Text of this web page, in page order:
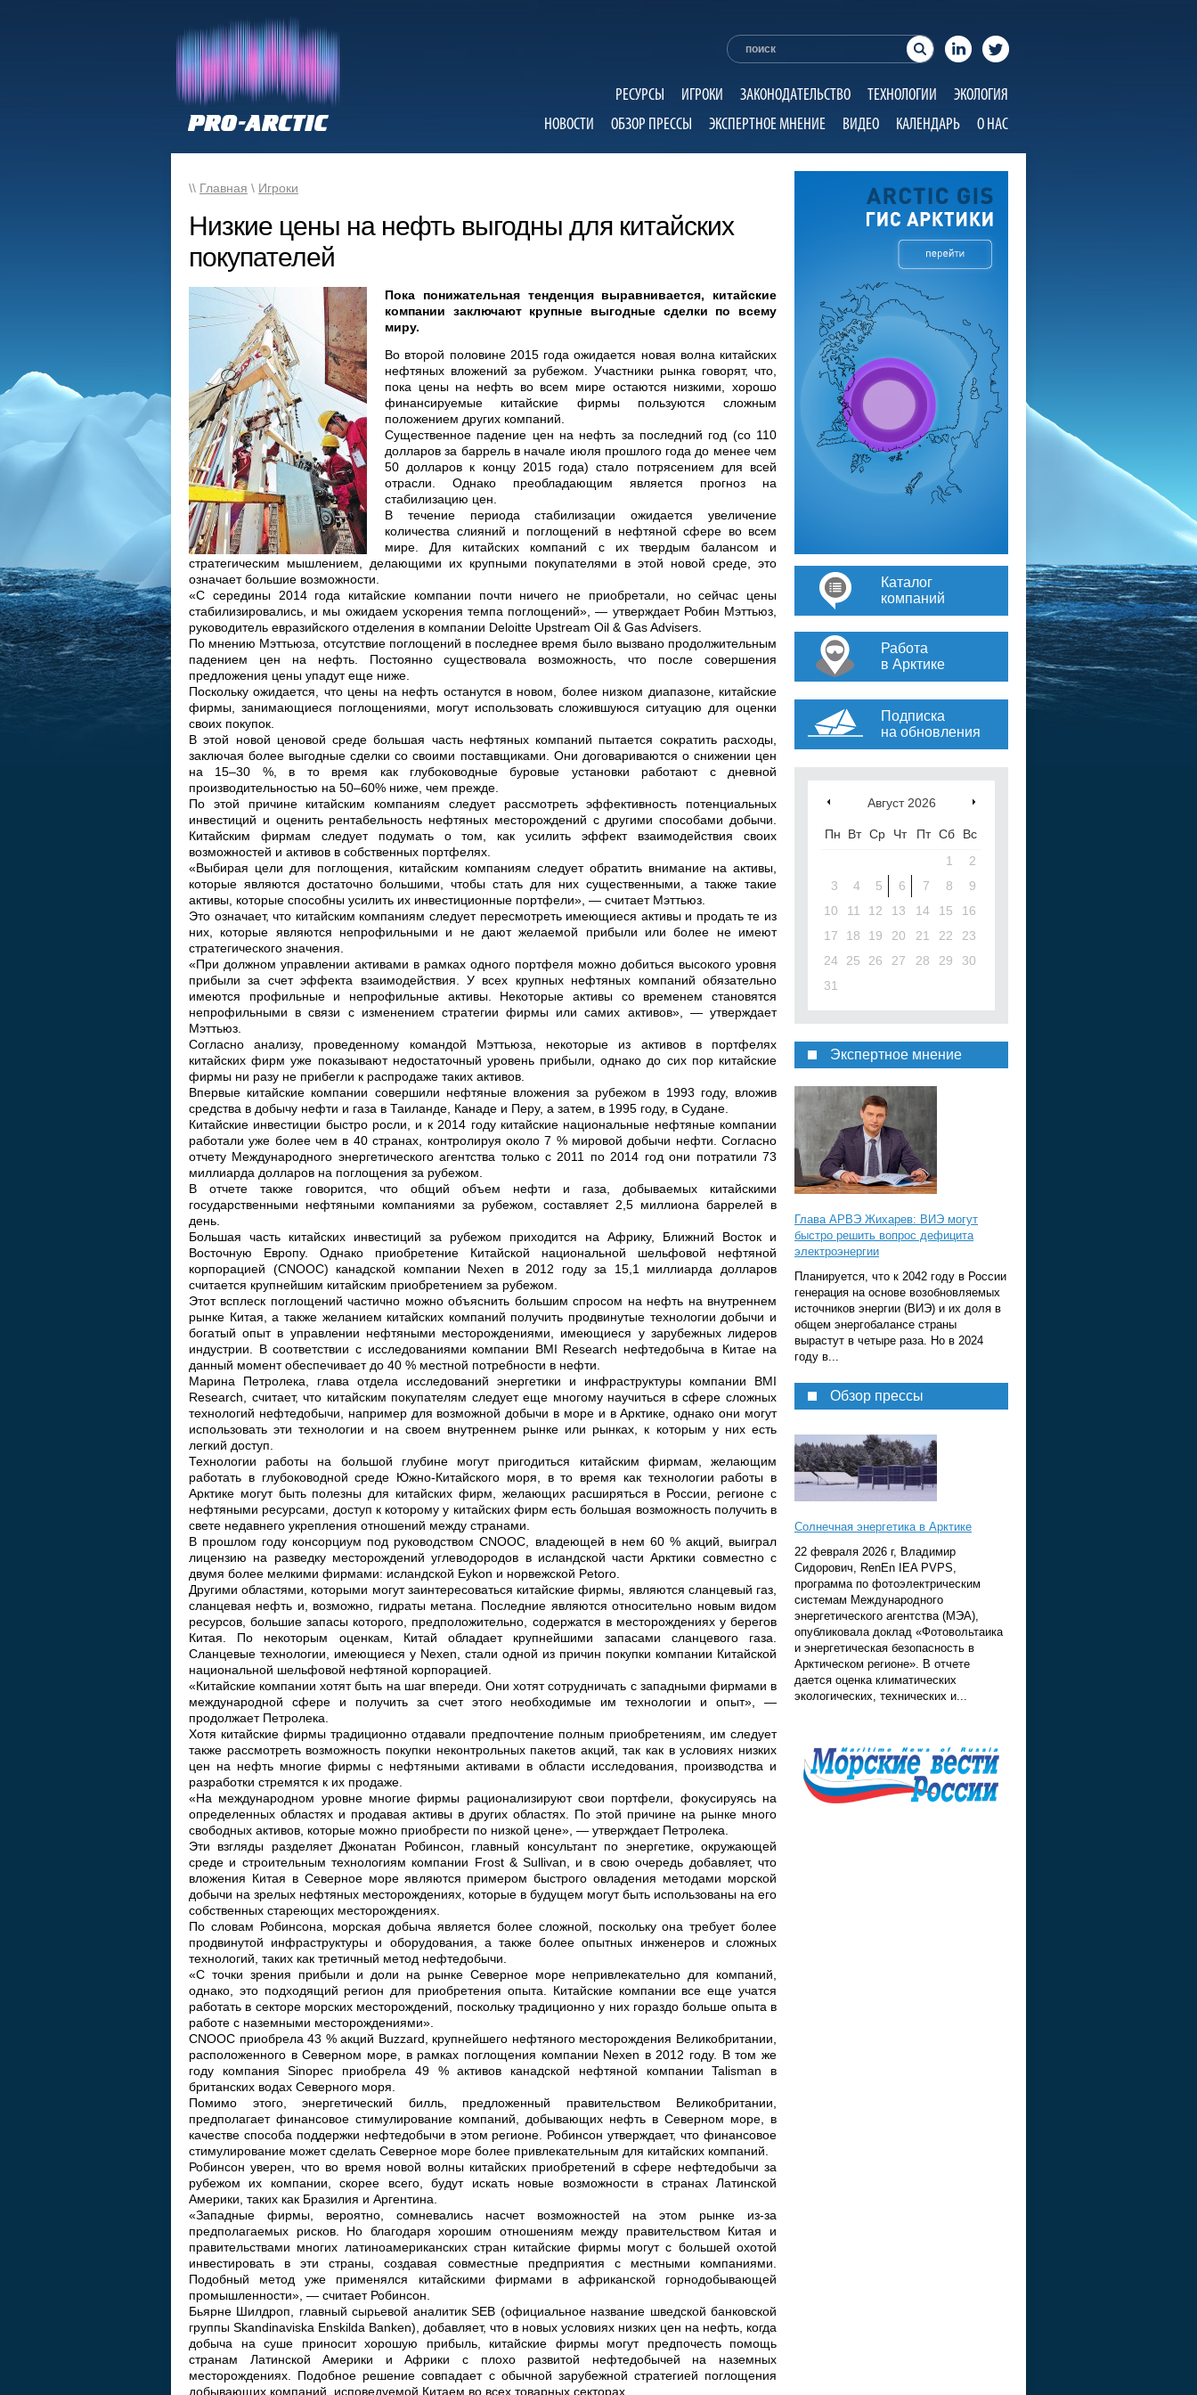
РЕСУРСЫ ИГРОКИ ЗАКОНОДАТЕЛЬСТВО ТЕХНОЛОГИИ
ЭКОЛОГИЯ
НОВОСТИ
ОБЗОР ПРЕССЫ ЭКСПЕРТНОЕ МНЕНИЕ ВИДЕО КАЛЕНДАРЬ О НАС
\\ Главная \ Игроки
Низкие цены на нефть выгодны для китайских
покупателей
Пока понижательная тенденция выравнивается, китайские
компании заключают крупные выгодные сделки по всему
миру.
Во второй половине 2015 года ожидается новая волна китайских
нефтяных вложений за рубежом. Участники рынка говорят, что,
пока цены на нефть во всем мире остаются низкими, хорошо
финансируемые китайские фирмы пользуются сложным
положением других компаний.
Существенное падение цен на нефть за последний год (со 110
долларов за баррель в начале июля прошлого года до менее чем
50 долларов к концу 2015 года) стало потрясением для всей
отрасли. Однако преобладающим является прогноз на
стабилизацию цен.
В течение периода стабилизации ожидается увеличение
количества слияний и поглощений в нефтяной сфере во всем
мире. Для китайских компаний с их твердым балансом и
стратегическим мышлением, делающими их крупными покупателями в этой новой среде, это
означает большие возможности.
«С середины 2014 года китайские компании почти ничего не приобретали, но сейчас цены
стабилизировались, и мы ожидаем ускорения темпа поглощений», — утверждает Робин Мэттьюз,
руководитель евразийского отделения в компании Deloitte Upstream Oil & Gas Advisers.
По мнению Мэттьюза, отсутствие поглощений в последнее время было вызвано продолжительным
падением цен на нефть. Постоянно существовала возможность, что после совершения
предложения цены упадут еще ниже.
Поскольку ожидается, что цены на нефть останутся в новом, более низком диапазоне, китайские
фирмы, занимающиеся поглощениями, могут использовать сложившуюся ситуацию для оценки
своих покупок.
В этой новой ценовой среде большая часть нефтяных компаний пытается сократить расходы,
заключая более выгодные сделки со своими поставщиками. Они договариваются о снижении цен
на 15–30 %, в то время как глубоководные буровые установки работают с дневной
производительностью на 50–60% ниже, чем прежде.
По этой причине китайским компаниям следует рассмотреть эффективность потенциальных
инвестиций и оценить рентабельность нефтяных месторождений с другими способами добычи.
Китайским фирмам следует подумать о том, как усилить эффект взаимодействия своих
возможностей и активов в собственных портфелях.
«Выбирая цели для поглощения, китайским компаниям следует обратить внимание на активы,
которые являются достаточно большими, чтобы стать для них существенными, а также такие
активы, которые способны усилить их инвестиционные портфели», — считает Мэттьюз.
Это означает, что китайским компаниям следует пересмотреть имеющиеся активы и продать те из
них, которые являются непрофильными и не дают желаемой прибыли или более не имеют
стратегического значения.
«При должном управлении активами в рамках одного портфеля можно добиться высокого уровня
прибыли за счет эффекта взаимодействия. У всех крупных нефтяных компаний обязательно
имеются профильные и непрофильные активы. Некоторые активы со временем становятся
непрофильными в связи с изменением стратегии фирмы или самих активов», — утверждает
Мэттьюз.
Согласно анализу, проведенному командой Мэттьюза, некоторые из активов в портфелях
китайских фирм уже показывают недостаточный уровень прибыли, однако до сих пор китайские
фирмы ни разу не прибегли к распродаже таких активов.
Впервые китайские компании совершили нефтяные вложения за рубежом в 1993 году, вложив
средства в добычу нефти и газа в Таиланде, Канаде и Перу, а затем, в 1995 году, в Судане.
Китайские инвестиции быстро росли, и к 2014 году китайские национальные нефтяные компании
работали уже более чем в 40 странах, контролируя около 7 % мировой добычи нефти. Согласно
отчету Международного энергетического агентства только с 2011 по 2014 год они потратили 73
миллиарда долларов на поглощения за рубежом.
В отчете также говорится, что общий объем нефти и газа, добываемых китайскими
государственными нефтяными компаниями за рубежом, составляет 2,5 миллиона баррелей в
день.
Большая часть китайских инвестиций за рубежом приходится на Африку, Ближний Восток и
Восточную Европу. Однако приобретение Китайской национальной шельфовой нефтяной
корпорацией (CNOOC) канадской компании Nexen в 2012 году за 15,1 миллиарда долларов
считается крупнейшим китайским приобретением за рубежом.
Этот всплеск поглощений частично можно объяснить большим спросом на нефть на внутреннем
рынке Китая, а также желанием китайских компаний получить продвинутые технологии добычи и
богатый опыт в управлении нефтяными месторождениями, имеющиеся у зарубежных лидеров
индустрии. В соответствии с исследованиями компании BMI Research нефтедобыча в Китае на
данный момент обеспечивает до 40 % местной потребности в нефти.
Марина Петролека, глава отдела исследований энергетики и инфраструктуры компании BMI
Research, считает, что китайским покупателям следует еще многому научиться в сфере сложных
технологий нефтедобычи, например для возможной добычи в море и в Арктике, однако они могут
использовать эти технологии и на своем внутреннем рынке или рынках, к которым у них есть
легкий доступ.
Технологии работы на большой глубине могут пригодиться китайским фирмам, желающим
работать в глубоководной среде Южно-Китайского моря, в то время как технологии работы в
Арктике могут быть полезны для китайских фирм, желающих расширяться в России, регионе с
нефтяными ресурсами, доступ к которому у китайских фирм есть большая возможность получить в
свете недавнего укрепления отношений между странами.
В прошлом году консорциум под руководством CNOOC, владеющей в нем 60 % акций, выиграл
лицензию на разведку месторождений углеводородов в исландской части Арктики совместно с
двумя более мелкими фирмами: исландской Eykon и норвежской Petoro.
Другими областями, которыми могут заинтересоваться китайские фирмы, являются сланцевый газ,
сланцевая нефть и, возможно, гидраты метана. Последние являются относительно новым видом
ресурсов, большие запасы которого, предположительно, содержатся в месторождениях у берегов
Китая. По некоторым оценкам, Китай обладает крупнейшими запасами сланцевого газа.
Сланцевые технологии, имеющиеся у Nexen, стали одной из причин покупки компании Китайской
национальной шельфовой нефтяной корпорацией.
«Китайские компании хотят быть на шаг впереди. Они хотят сотрудничать с западными фирмами в
международной сфере и получить за счет этого необходимые им технологии и опыт», —
продолжает Петролека.
Хотя китайские фирмы традиционно отдавали предпочтение полным приобретениям, им следует
также рассмотреть возможность покупки неконтрольных пакетов акций, так как в условиях низких
цен на нефть многие фирмы с нефтяными активами в области исследования, производства и
разработки стремятся к их продаже.
«На международном уровне многие фирмы рационализируют свои портфели, фокусируясь на
определенных областях и продавая активы в других областях. По этой причине на рынке много
свободных активов, которые можно приобрести по низкой цене», — утверждает Петролека.
Эти взгляды разделяет Джонатан Робинсон, главный консультант по энергетике, окружающей
среде и строительным технологиям компании Frost & Sullivan, и в свою очередь добавляет, что
вложения Китая в Северное море являются примером быстрого овладения методами морской
добычи на зрелых нефтяных месторождениях, которые в будущем могут быть использованы на его
собственных стареющих месторождениях.
По словам Робинсона, морская добыча является более сложной, поскольку она требует более
продвинутой инфраструктуры и оборудования, а также более опытных инженеров и сложных
технологий, таких как третичный метод нефтедобычи.
«С точки зрения прибыли и доли на рынке Северное море непривлекательно для компаний,
однако, это подходящий регион для приобретения опыта. Китайские компании все еще учатся
работать в секторе морских месторождений, поскольку традиционно у них гораздо больше опыта в
работе с наземными месторождениями».
CNOOC приобрела 43 % акций Buzzard, крупнейшего нефтяного месторождения Великобритании,
расположенного в Северном море, в рамках поглощения компании Nexen в 2012 году. В том же
году компания Sinopec приобрела 49 % активов канадской нефтяной компании Talisman в
британских водах Северного моря.
Помимо этого, энергетический билль, предложенный правительством Великобритании,
предполагает финансовое стимулирование компаний, добывающих нефть в Северном море, в
качестве способа поддержки нефтедобычи в этом регионе. Робинсон утверждает, что финансовое
стимулирование может сделать Северное море более привлекательным для китайских компаний.
Робинсон уверен, что во время новой волны китайских приобретений в сфере нефтедобычи за
рубежом их компании, скорее всего, будут искать новые возможности в странах Латинской
Америки, таких как Бразилия и Аргентина.
«Западные фирмы, вероятно, сомневались насчет возможностей на этом рынке из-за
предполагаемых рисков. Но благодаря хорошим отношениям между правительством Китая и
правительствами многих латиноамериканских стран китайские фирмы могут с большей охотой
инвестировать в эти страны, создавая совместные предприятия с местными компаниями.
Подобный метод уже применялся китайскими фирмами в африканской горнодобывающей
промышленности», — считает Робинсон.
Бьярне Шилдроп, главный сырьевой аналитик SEB (официальное название шведской банковской
группы Skandinaviska Enskilda Banken), добавляет, что в новых условиях низких цен на нефть, когда
добыча на суше приносит хорошую прибыль, китайские фирмы могут предпочесть помощь
странам Латинской Америки и Африки с плохо развитой нефтедобычей на наземных
месторождениях. Подобное решение совпадает с обычной зарубежной стратегией поглощения
добывающих компаний, исповедуемой Китаем во всех товарных секторах.
Каталог
компаний
Работа
в Арктике
Подписка
на обновления
Август 2026
Пн Вт Ср Чт Пт Сб
Вс
1
2
3
4 5 6 7 8
9
10
11 12 13 14 15
16
17
18 19 20 21 22
23
24
25 26 27 28 29
30
31
Экспертное мнение
Глава АРВЭ Жихарев: ВИЭ могут
быстро решить вопрос дефицита
электроэнергии
Планируется, что к 2042 году в России
генерация на основе возобновляемых
источников энергии (ВИЭ) и их доля в
общем энергобалансе страны
вырастут в четыре раза. Но в 2024
году в...
Обзор прессы
Солнечная энергетика в Арктике
22 февраля 2026 г, Владимир
Сидорович, RenEn IEA PVPS,
программа по фотоэлектрическим
системам Международного
энергетического агентства (МЭА),
опубликовала доклад «Фотовольтаика
и энергетическая безопасность в
Арктическом регионе». В отчете
дается оценка климатических
экологических, технических и...